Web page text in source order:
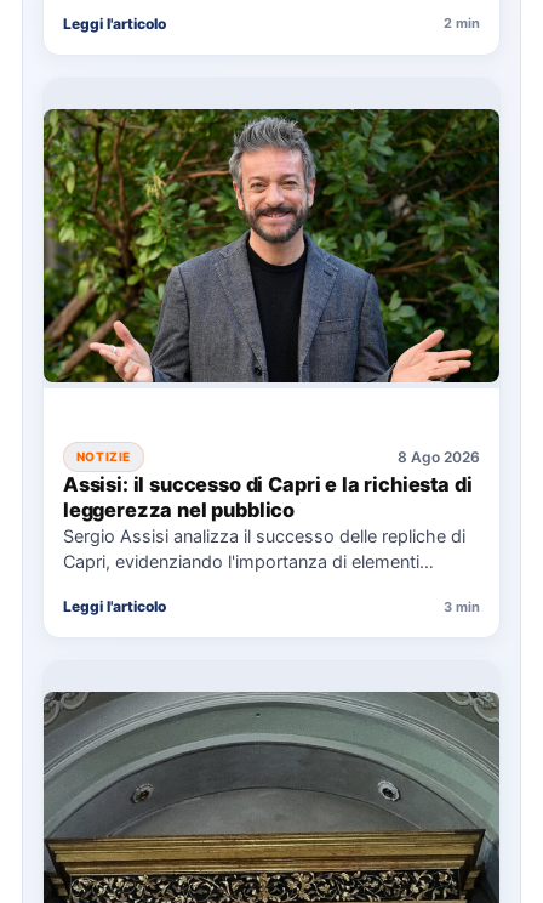
Leggi l'articolo 2 min
NOTIZIE 8 Ago 2026
Assisi: il successo di Capri e la richiesta di
leggerezza nel pubblico
Sergio Assisi analizza il successo delle repliche di
Capri, evidenziando l'importanza di elementi
Leggi l'articolo 3 min